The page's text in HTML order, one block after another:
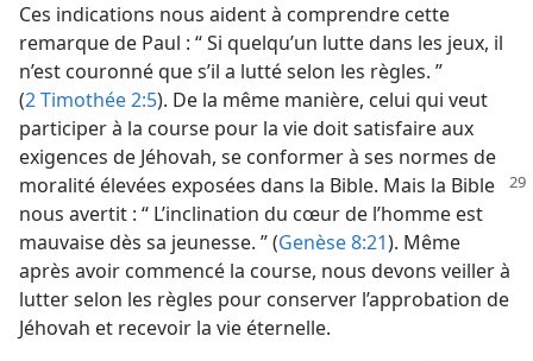
Ces indications nous aident à comprendre cette
remarque de Paul : “ Si quelqu’un lutte dans les jeux, il
n’est couronné que s’il a lutté selon les règles. ”
(2 Timothée 2:5). De la même manière, celui qui veut
participer à la course pour la vie doit satisfaire aux
exigences de Jéhovah, se conformer à ses normes de
moralité élevées exposées dans la Bible. Mais la Bible
nous avertit : “ L’inclination du cœur de l’homme est
mauvaise dès sa jeunesse. ” (Genèse 8:21). Même
après avoir commencé la course, nous devons veiller à
lutter selon les règles pour conserver l’approbation de
Jéhovah et recevoir la vie éternelle.